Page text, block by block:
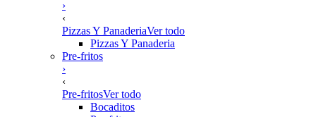
›
‹
Pizzas Y PanaderiaVer todo
Pizzas Y Panaderia
Pre-fritos
›
‹
Pre-fritosVer todo
Bocaditos